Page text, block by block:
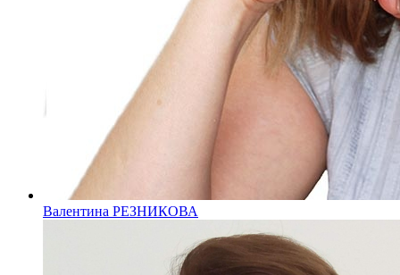
Валентина РЕЗНИКОВА